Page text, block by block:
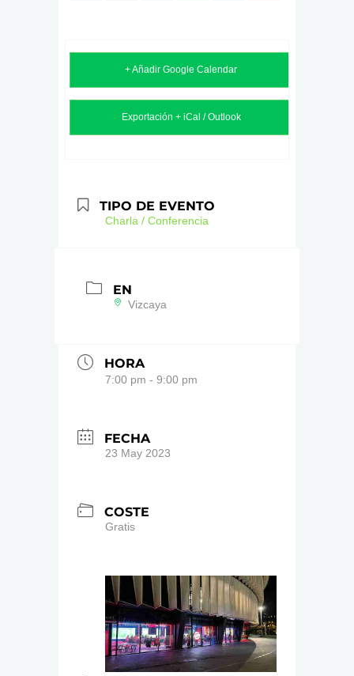
+ Añadir Google Calendar
Exportación + iCal / Outlook
TIPO DE EVENTO
Charla / Conferencia
EN
Vizcaya
HORA
7:00 pm - 9:00 pm
FECHA
23 May 2023
COSTE
Gratis